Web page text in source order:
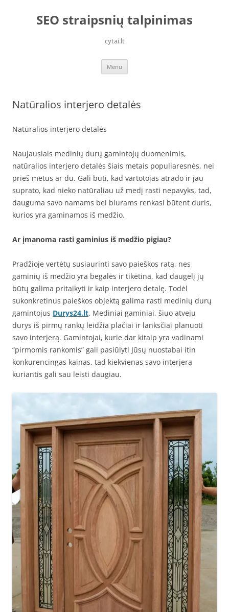
contentSEO straipsnių talpinimas
cytai.lt
Menu
Natūralios interjero detalės
Natūralios interjero detalės
Naujausiais medinių durų gamintojų duomenimis,
natūralios interjero detalės šiais metais populiaresnės, nei
prieš metus ar du. Gali būti, kad vartotojas atrado ir jau
suprato, kad nieko natūraliau už medį rasti nepavyks, tad,
dauguma savo namams bei biurams renkasi būtent duris,
kurios yra gaminamos iš medžio.
Ar įmanoma rasti gaminius iš medžio pigiau?
Pradžioje vertėtų susiaurinti savo paieškos ratą, nes
gaminių iš medžio yra begalės ir tikėtina, kad daugelį jų
būtų galima pritaikyti ir kaip interjero detalę. Todėl
sukonkretinus paieškos objektą galima rasti medinių durų
gamintojus Durys24.lt. Mediniai gaminiai, šiuo atveju
durys iš pirmų rankų leidžia plačiai ir lanksčiai planuoti
savo interjerą. Gamintojai, kurie dar kitaip yra vadinami
“pirmomis rankomis” gali pasiūlyti Jūsų nuostabai itin
konkurencingas kainas, tad kiekvienas savo interjerą
kuriantis gali sau leisti daugiau.